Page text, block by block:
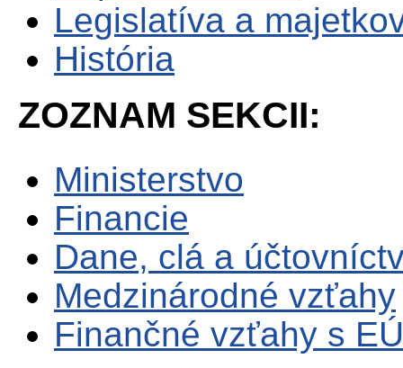
Legislatíva a
História
ZOZNAM SEKCII:
Ministerstvo
Financie
Dane, clá a
Medzinárodné vzťahy
Finančné vzťahy s EÚ